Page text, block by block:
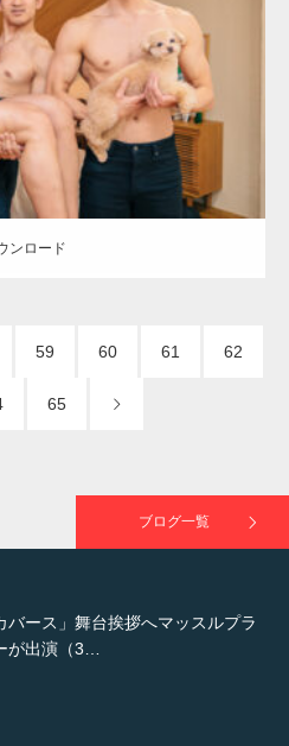
ッチョ オレンジの人
外資系筋肉
ッチョ)
SOSUKE
ンロード
59 60 61 62
65
ブログ一覧
番組「ひるおび」にてマッスルプ
されま…
ラジオ番組「ONE MORNING」
）
が出演（3…